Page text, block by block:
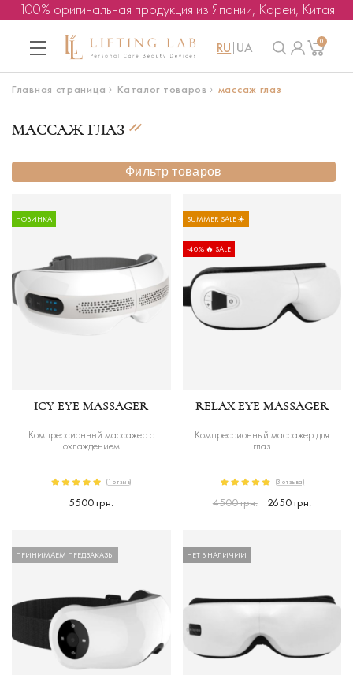
100% оригинальная продукция из Японии, Кореи, Китая
RU UA 0
Главная страница Каталог товаров массаж глаз
МАССАЖ ГЛАЗ
Фильтр товаров
НОВИНКА
ICY EYE MASSAGER
Компрессионный массажер с
охлаждением
(1 отзыв)
5500 грн.
SUMMER SALE ☀️
-40% 🔥 SALE
RELAX EYE MASSAGER
Компрессионный массажер для
глаз
(3 отзыва)
4500 грн. 2650 грн.
ПРИНИМАЕМ ПРЕДЗАКАЗЫ НЕТ В НАЛИЧИИ